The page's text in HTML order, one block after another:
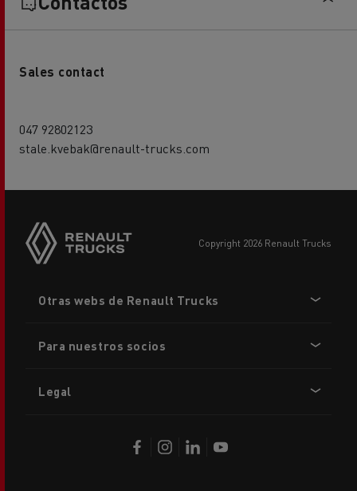
Sales contact
047 92802123
stale.kvebak@renault-trucks.com
copyright 2026 Renault Trucks
menu
Otras webs de Renault Trucks
Para nuestros socios
Legal